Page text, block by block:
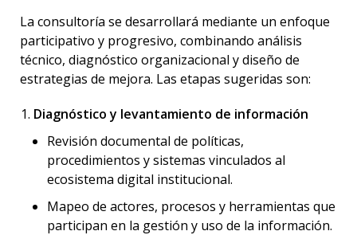
La consultoría se desarrollará mediante un enfoque
participativo y progresivo, combinando análisis
técnico, diagnóstico organizacional y diseño de
estrategias de mejora. Las etapas sugeridas son:
Diagnóstico y levantamiento de información
Revisión documental de políticas,
procedimientos y sistemas vinculados al
ecosistema digital institucional.
Mapeo de actores, procesos y herramientas que
participan en la gestión y uso de la información.